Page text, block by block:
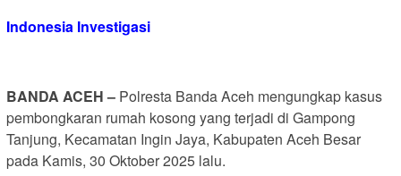
Indonesia Investigasi
BANDA ACEH – Polresta Banda Aceh mengungkap kasus
pembongkaran rumah kosong yang terjadi di Gampong
Tanjung, Kecamatan Ingin Jaya, Kabupaten Aceh Besar
pada Kamis, 30 Oktober 2025 lalu.